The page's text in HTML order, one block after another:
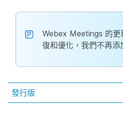
Webex Meetings 的更
復和優化，我們不再添
發行版